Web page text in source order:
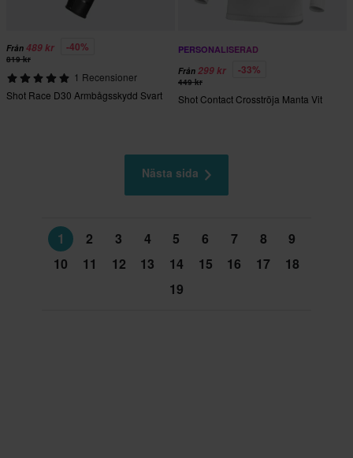
Från 489 kr -40%
819 kr
1 Recensioner
Shot Race D30 Armbågsskydd Svart
PERSONALISERAD
Från 299 kr -33%
449 kr
Shot Contact Crosströja Manta Vit
Nästa sida
1 2 3 4 5 6 7 8
9
10
11 12 13 14 15 16 17
18
19